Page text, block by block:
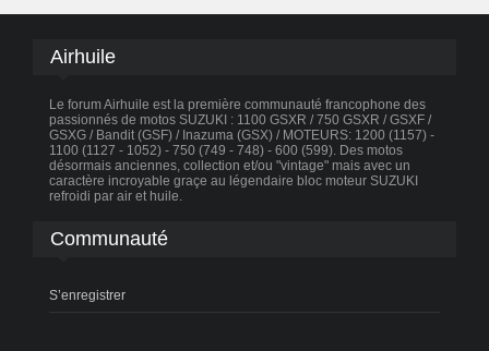
Airhuile
Le forum Airhuile est la première communauté francophone des
passionnés de motos SUZUKI : 1100 GSXR / 750 GSXR / GSXF /
GSXG / Bandit (GSF) / Inazuma (GSX) / MOTEURS: 1200 (1157) -
1100 (1127 - 1052) - 750 (749 - 748) - 600 (599). Des motos
désormais anciennes, collection et/ou "vintage" mais avec un
caractère incroyable graçe au légendaire bloc moteur SUZUKI
refroidi par air et huile.
Communauté
S’enregistrer